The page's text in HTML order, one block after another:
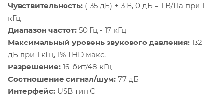
Чувствительность: (-35 дБ) ± 3 В, 0 дБ = 1 В/Па при 1
кГц
Диапазон частот: 50 Гц - 17 кГц
Максимальный уровень звукового давления: 132
дБ при 1 кГц, 1% THD макс.
Разрешение: 16-бит/48 кГц
Соотношение сигнал/шум: 77 дБ
Интерфейс: USB тип С